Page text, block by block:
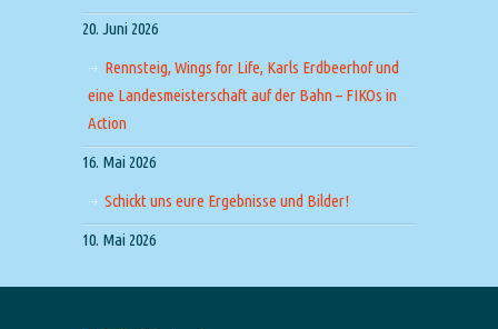
20. Juni 2026
Rennsteig, Wings for Life, Karls Erdbeerhof und
eine Landesmeisterschaft auf der Bahn – FIKOs in
Action
16. Mai 2026
Schickt uns eure Ergebnisse und Bilder!
10. Mai 2026